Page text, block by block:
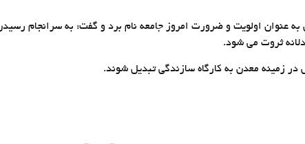
عنوان اولویت و ضرورت امروز جامعه نام برد و گفت: به سرانجام
ثروت می شود.
زمینه معدن به کارگاه سازندگی تبدیل شوند.